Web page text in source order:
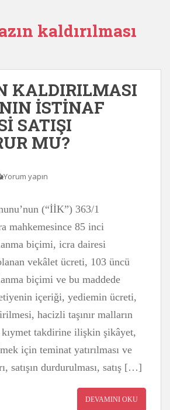
kaldırılması
KALDIRILMASI
İSTİNAF
SATIŞI
MU?
Yorum yapın
(“İİK”) 363/1
mahkemesince 85 inci
biçimi, icra dairesi
vekâlet ücreti, 103 üncü
biçimi ve bu maddede
içeriği, yediemin ücreti,
hacizli taşınır malların
takdirine ilişkin şikâyet,
için teminat yatırılması ve
satışın durdurulması, satış […]
DEVAMINI OKU